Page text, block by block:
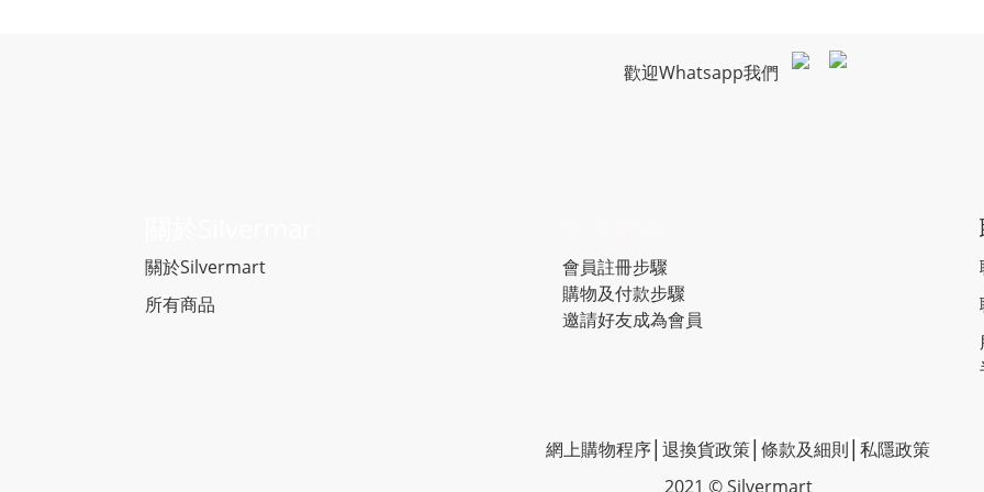
歡迎Whatsapp我們
關於Silvermart
所有商品
會員註冊步驟
購物及付款步驟
邀請好友成為會員
網上購物程序 退換貨政策 條款及細則 私隱政策
2021 © Silvermart